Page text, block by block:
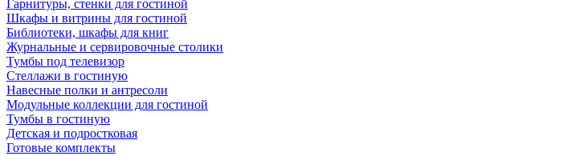
Гарнитуры, стенки для гостиной
Шкафы и витрины для гостиной
Библиотеки, шкафы для книг
Журнальные и сервировочные столики
Тумбы под телевизор
Стеллажи в гостиную
Навесные полки и антресоли
Модульные коллекции для гостиной
Тумбы в гостиную
Детская и подростковая
Готовые комплекты